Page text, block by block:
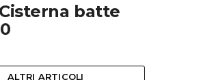
batte
ALTRI ARTICOLI